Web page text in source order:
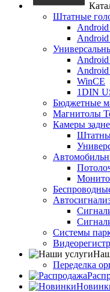
Штатные
WinCE
1DIN
Бюджетные
Магнитолы
Камеры
Системы
Переделка